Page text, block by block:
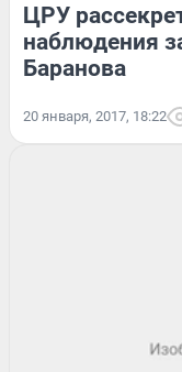
ЦРУ
наблюдения
Баранова
20 января, 2017, 18:22